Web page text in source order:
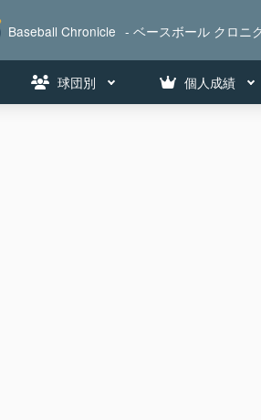
Baseball Chronicle - ベースボール クロニ
球団別 個人成績